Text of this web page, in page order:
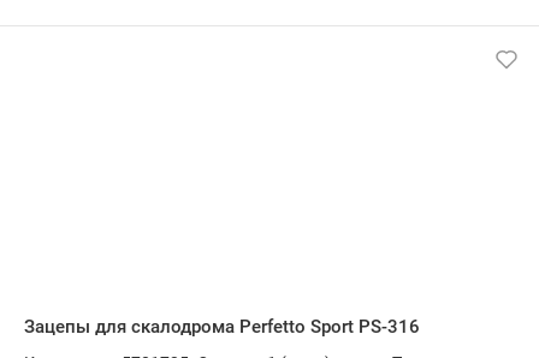
Зацепы для скалодрома Perfetto Sport PS-316